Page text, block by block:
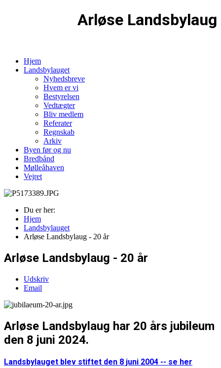
Arløse Landsbylaug
Hjem
Landsbylauget
Nyhedsbreve
Hvem er vi
Bestyrelsen
Vedtægter
Bliv medlem
Referater
Regnskab
Arkiv
Byen før og nu
Bredbånd
Mølleåhaven
Vejret
Du er her:
Hjem
Landsbylauget
Arløse Landsbylaug - 20 år
Arløse Landsbylaug - 20 år
Udskriv
Email
Arløse Landsbylaug har 20 års jubileum
den 8 juni 2024.
Landsbylauget blev stiftet den 8 juni 2004 -- se her